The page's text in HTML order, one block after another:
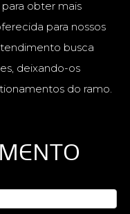
obter mais
para nossos
busca
deixando-os
do ramo.